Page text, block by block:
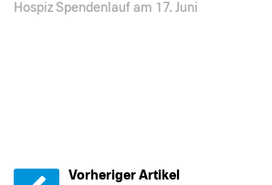
Hospiz Spendenlauf am 17. Juni
Vorheriger Artikel